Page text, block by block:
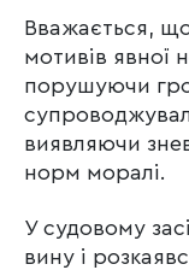
Вважається, що
мотивів явної
порушуючи
виявляючи
норм моралі.
У судовому
вину і